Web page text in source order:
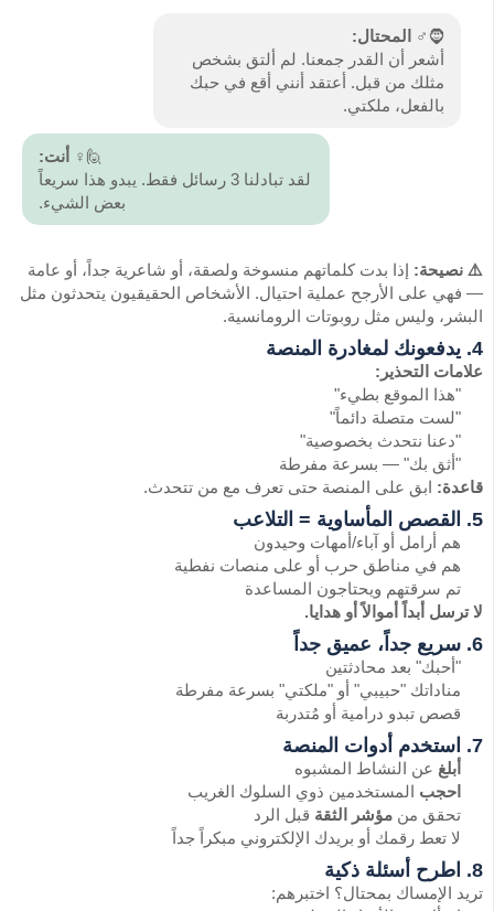
🧔♂️
المحتال:
أشعر أن القدر جمعنا. لم ألتق بشخص
مثلك من قبل. أعتقد أنني أقع في حبك
بالفعل، ملكتي.
🙋♀️ أنت:
لقد تبادلنا 3 رسائل فقط. يبدو هذا سريعاً
بعض الشيء.
⚠️ نصيحة: إذا بدت كلماتهم منسوخة ولصقة، أو شاعرية جداً، أو عامة
— فهي على الأرجح عملية احتيال. الأشخاص الحقيقيون يتحدثون مثل
البشر، وليس مثل روبوتات الرومانسية.
4. يدفعونك لمغادرة المنصة
علامات التحذير:
"هذا الموقع بطيء"
"لست متصلة دائماً"
"دعنا نتحدث بخصوصية"
"أثق بك" — بسرعة مفرطة
قاعدة: ابق على المنصة حتى تعرف مع من تتحدث.
5. القصص المأساوية = التلاعب
هم أرامل أو آباء/أمهات وحيدون
هم في مناطق حرب أو على منصات نفطية
تم سرقتهم ويحتاجون المساعدة
لا ترسل أبداً أموالاً أو هدايا.
6. سريع جداً، عميق جداً
"أحبك" بعد محادثتين
مناداتك "حبيبي" أو "ملكتي" بسرعة مفرطة
قصص تبدو درامية أو مُتدربة
7. استخدم أدوات المنصة
أبلغ عن النشاط المشبوه
احجب المستخدمين ذوي السلوك الغريب
تحقق من مؤشر الثقة قبل الرد
لا تعط رقمك أو بريدك الإلكتروني مبكراً جداً
8. اطرح أسئلة ذكية
تريد الإمساك بمحتال؟ اختبرهم: